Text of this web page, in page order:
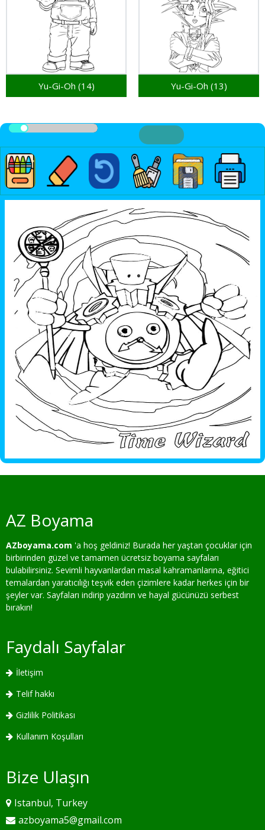
Yu-Gi-Oh (14) Yu-Gi-Oh (13)
AZ Boyama
AZboyama.com 'a hoş geldiniz! Burada her yaştan çocuklar için
birbirinden güzel ve tamamen ücretsiz boyama sayfaları
bulabilirsiniz. Sevimli hayvanlardan masal kahramanlarına, eğitici
temalardan yaratıcılığı teşvik eden çizimlere kadar herkes için bir
şeyler var. Sayfaları indirip yazdırın ve hayal gücünüzü serbest
bırakın!
Faydalı Sayfalar
İletişim
Telif hakkı
Gizlilik Politikası
Kullanım Koşulları
Bize Ulaşın
Istanbul, Turkey
azboyama5@gmail.com